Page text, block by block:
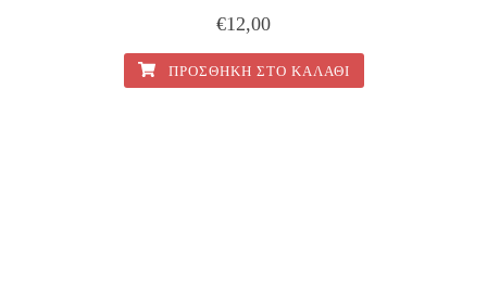
€12,00
ΠΡΟΣΘΉΚΗ ΣΤΟ ΚΑΛΆΘΙ